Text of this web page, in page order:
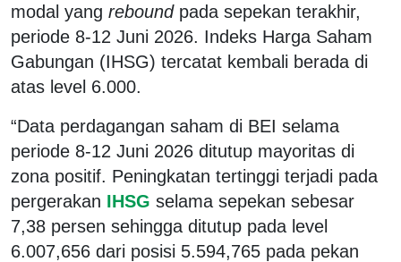
modal yang reboundpada sepekan terakhir,
periode 8-12 Juni 2026. Indeks Harga Saham
Gabungan (IHSG) tercatat kembali berada di
atas level 6.000.
“Data perdagangan saham di BEI selama
periode 8-12 Juni 2026 ditutup mayoritas di
zona positif. Peningkatan tertinggi terjadi pada
pergerakan IHSG selama sepekan sebesar
7,38 persen sehingga ditutup pada level
6.007,656 dari posisi 5.594,765 pada pekan